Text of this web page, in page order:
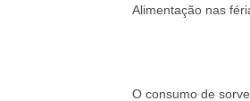
Alimentação nas
O consumo de